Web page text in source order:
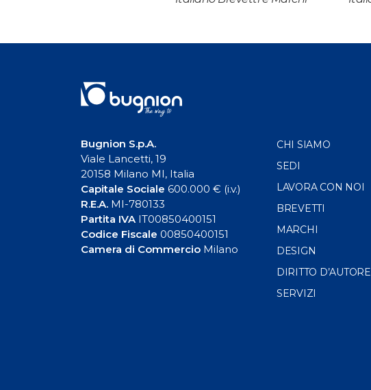
Bugnion S.p.A.
Viale Lancetti, 19
20158 Milano MI, Italia
Capitale Sociale 600.000 € (i.v.)
R.E.A. MI-780133
Partita IVAIT00850400151
Codice Fiscale 00850400151
Camera di Commercio Milano
CHI SIAMO
SEDI
LAVORA CON NOI
BREVETTI
MARCHI
DESIGN
DIRITTO D’AUTORE
SERVIZI